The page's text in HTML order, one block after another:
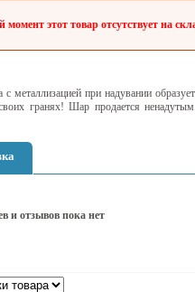
этот товар отсутствует на
при надувании
гранях! Шар продается
и отзывов пока нет